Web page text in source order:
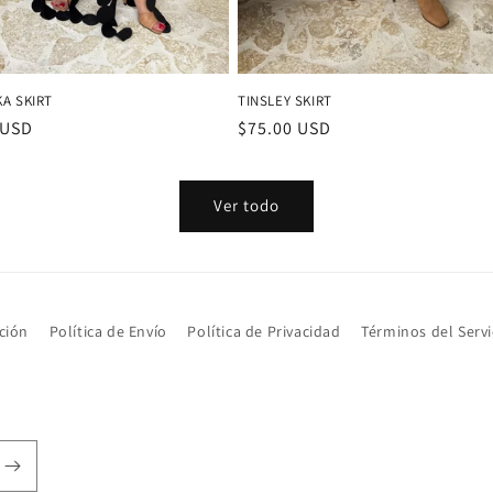
SKIRT TINSLEY SKIRT
Precio
$75.00 USD
Ver todo
Política de Envío Política de Privacidad Términos del